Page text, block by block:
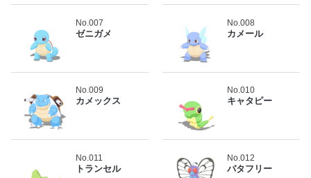
No.007
ゼニガメ
No.008
カメール
No.009
カメックス
No.010
キャタピー
No.011
トランセル
No.012
バタフリー